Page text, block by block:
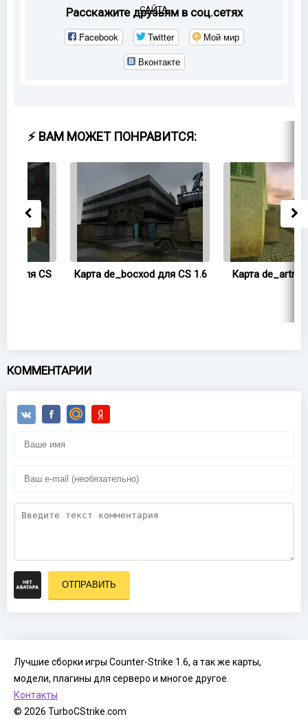
САЙТА
Расскажите друзьям в соц.сетях
Facebook Twitter
Мой мир
Вконтакте
⚡ ВАМ МОЖЕТ ПОНРАВИТСЯ:
Карта de_bocxod для CS 1.6 Карта de_artrol для CS
КОММЕНТАРИИ
ОТПРАВИТЬ
Лучшие сборки игры Counter-Strike 1.6, а так же карты,
модели, плагины для серверо и многое другое.
Контакты
© 2026 TurboCStrike.com